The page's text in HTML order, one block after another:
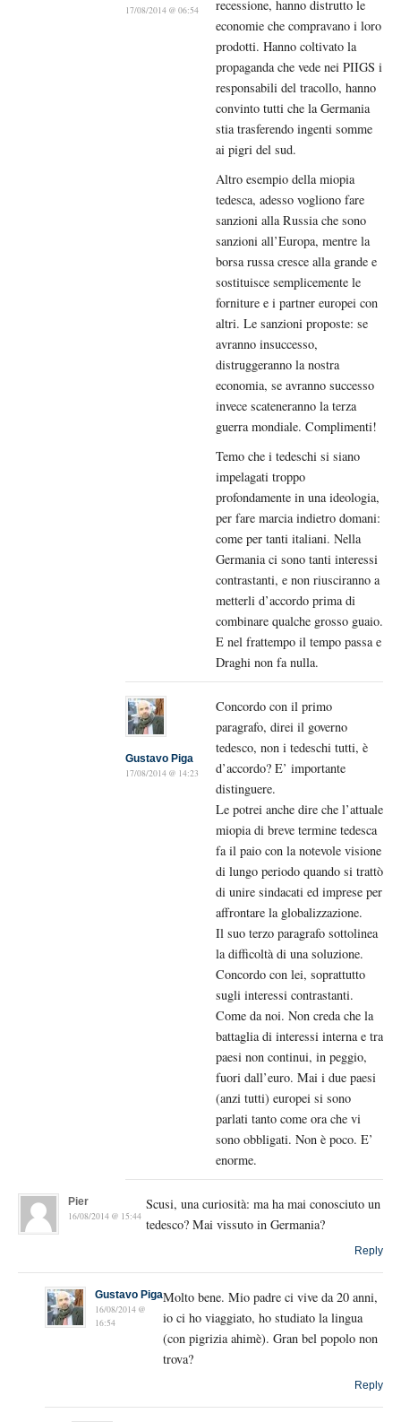
17/08/2014 @ 06:54
recessione, hanno distrutto le
economie che compravano i loro
prodotti. Hanno coltivato la
propaganda che vede nei PIIGS i
responsabili del tracollo, hanno
convinto tutti che la Germania
stia trasferendo ingenti somme
ai pigri del sud.
Altro esempio della miopia
tedesca, adesso vogliono fare
sanzioni alla Russia che sono
sanzioni all’Europa, mentre la
borsa russa cresce alla grande e
sostituisce semplicemente le
forniture e i partner europei con
altri. Le sanzioni proposte: se
avranno insuccesso,
distruggeranno la nostra
economia, se avranno successo
invece scateneranno la terza
guerra mondiale. Complimenti!
Temo che i tedeschi si siano
impelagati troppo
profondamente in una ideologia,
per fare marcia indietro domani:
come per tanti italiani. Nella
Germania ci sono tanti interessi
contrastanti, e non riusciranno a
metterli d’accordo prima di
combinare qualche grosso guaio.
E nel frattempo il tempo passa e
Draghi non fa nulla.
Gustavo Piga
17/08/2014 @ 14:23
Concordo con il primo
paragrafo, direi il governo
tedesco, non i tedeschi tutti, è
d’accordo? E’ importante
distinguere.
Le potrei anche dire che l’attuale
miopia di breve termine tedesca
fa il paio con la notevole visione
di lungo periodo quando si trattò
di unire sindacati ed imprese per
affrontare la globalizzazione.
Il suo terzo paragrafo sottolinea
la difficoltà di una soluzione.
Concordo con lei, soprattutto
sugli interessi contrastanti.
Come da noi. Non creda che la
battaglia di interessi interna e tra
paesi non continui, in peggio,
fuori dall’euro. Mai i due paesi
(anzi tutti) europei si sono
parlati tanto come ora che vi
sono obbligati. Non è poco. E’
enorme.
Pier
16/08/2014 @ 15:44
Scusi, una curiosità: ma ha mai conosciuto un
tedesco? Mai vissuto in Germania?
Reply
Gustavo Piga
16/08/2014 @
16:54
Molto bene. Mio padre ci vive da 20 anni,
io ci ho viaggiato, ho studiato la lingua
(con pigrizia ahimè). Gran bel popolo non
trova?
Reply